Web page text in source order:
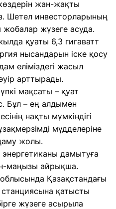
жан-жақты
Шетел инвесторларының
жүзеге асуда.
қуаты 6,3 гигаватт
нысандарын іске қосу
еліміздегі жасыл
арттырады.
мақсаты – қуат
Бұл – ең алдымен
нақты мүмкіндігі
мүдделеріне
жолы.
дамытуға
маңызы айрықша.
Қазақстандағы
қатысты
жүзеге асырыла